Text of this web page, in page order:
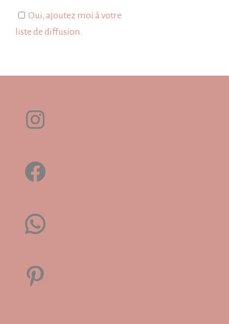
Oui, ajoutez moi à votre
liste de diffusion.
Instagram
Facebook
WhatsApp
Pinterest